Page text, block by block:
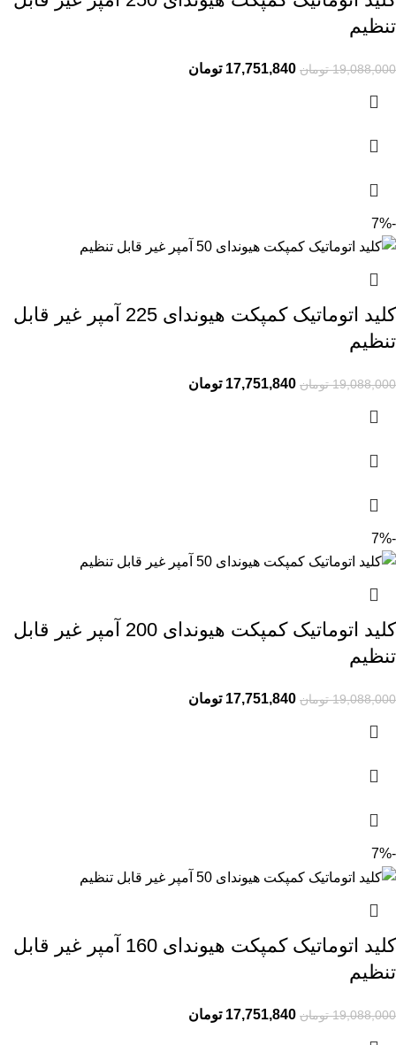
تنظیم
19,088,000 تومان 17,751,840 تومان
-7%
کلید اتوماتیک کمپکت هیوندای 225 آمپر غیر قابل
تنظیم
19,088,000 تومان 17,751,840 تومان
-7%
کلید اتوماتیک کمپکت هیوندای 200 آمپر غیر قابل
تنظیم
19,088,000 تومان 17,751,840 تومان
-7%
کلید اتوماتیک کمپکت هیوندای 160 آمپر غیر قابل
تنظیم
19,088,000 تومان 17,751,840 تومان